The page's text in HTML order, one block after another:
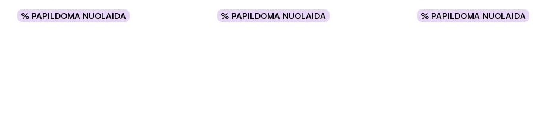
% PAPILDOMA NUOLAIDA
Į krepšelį
% PAPILDOMA NUOLAIDA
Į krepšelį
% PAPILDOMA NUOLAIDA
Į krepšelį